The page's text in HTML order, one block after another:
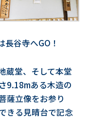
長谷寺へGO！
蔵堂、そして本堂
9.18mある木造の
薩立像をお参り
きる見晴台で記念